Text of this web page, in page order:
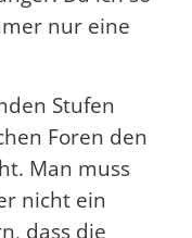
nur eine
Stufen
Foren den
Man muss
nicht ein
dass die